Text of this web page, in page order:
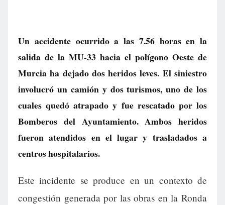
Un accidente ocurrido a las 7.56 horas en la
salida de la MU-33 hacia el polígono Oeste de
Murcia ha dejado dos heridos leves. El siniestro
involucró un camión y dos turismos, uno de los
cuales quedó atrapado y fue rescatado por los
Bomberos del Ayuntamiento. Ambos heridos
fueron atendidos en el lugar y trasladados a
centros hospitalarios.
Este incidente se produce en un contexto de
congestión generada por las obras en la Ronda